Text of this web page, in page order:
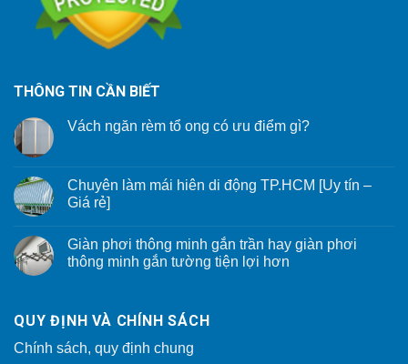
THÔNG TIN CẦN BIẾT
Vách ngăn rèm tổ ong có ưu điểm gì?
Chuyên làm mái hiên di động TP.HCM [Uy tín –
Giá rẻ]
Giàn phơi thông minh gắn trần hay giàn phơi
thông minh gắn tường tiện lợi hơn
QUY ĐỊNH VÀ CHÍNH SÁCH
Chính sách, quy định chung